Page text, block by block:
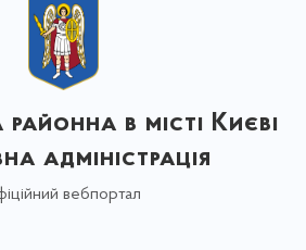
в місті Києві
адміністрація
вебпортал